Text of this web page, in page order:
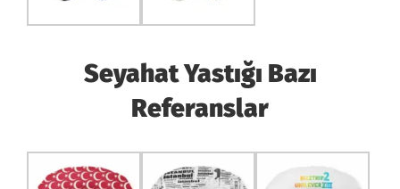
Seyahat Yastığı Bazı
Referanslar